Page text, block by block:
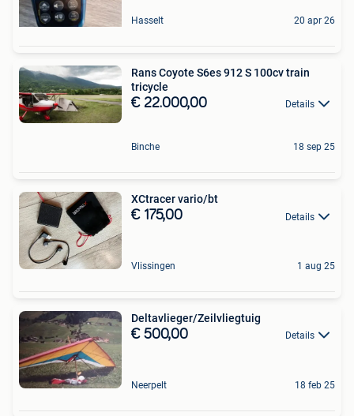
Hasselt 20 apr 26
Rans Coyote S6es 912 S 100cv train
tricycle
€ 22.000,00 Details
Binche 18 sep 25
XCtracer vario/bt
€ 175,00 Details
Vlissingen 1 aug 25
Deltavlieger/Zeilvliegtuig
€ 500,00 Details
Neerpelt 18 feb 25